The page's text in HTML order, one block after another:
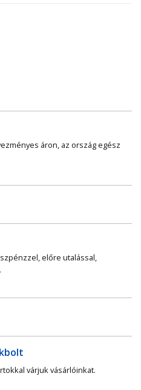
áron, az ország egész
előre utalással,
várjuk vásárlóinkat.